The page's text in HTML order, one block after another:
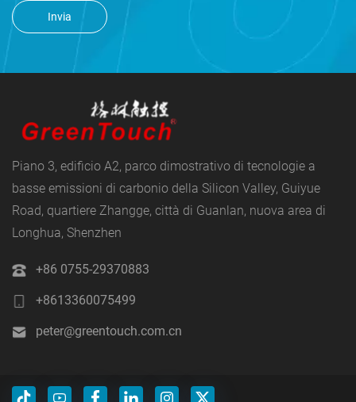
Invia
Piano 3, edificio A2, parco dimostrativo di tecnologie a
basse emissioni di carbonio della Silicon Valley, Guiyue
Road, quartiere Zhangge, città di Guanlan, nuova area di
Longhua, Shenzhen
+86 0755-29370883
+8613360075499
peter@greentouch.com.cn